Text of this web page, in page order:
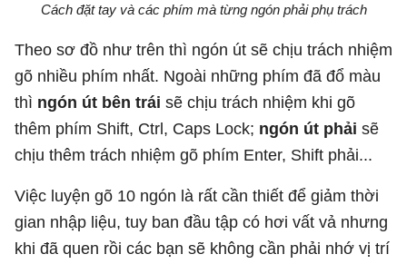
Cách đặt tay và các phím mà từng ngón phải phụ trách
Theo sơ đồ như trên thì ngón út sẽ chịu trách nhiệm
gõ nhiều phím nhất. Ngoài những phím đã đổ màu
thì ngón út bên trái sẽ chịu trách nhiệm khi gõ
thêm phím Shift, Ctrl, Caps Lock; ngón út phải sẽ
chịu thêm trách nhiệm gõ phím Enter, Shift phải...
Việc luyện gõ 10 ngón là rất cần thiết để giảm thời
gian nhập liệu, tuy ban đầu tập có hơi vất vả nhưng
khi đã quen rồi các bạn sẽ không cần phải nhớ vị trí